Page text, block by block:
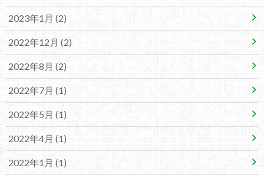
2023年1月 (2)
2022年12月 (2)
2022年8月 (2)
2022年7月 (1)
2022年5月 (1)
2022年4月 (1)
2022年1月 (1)